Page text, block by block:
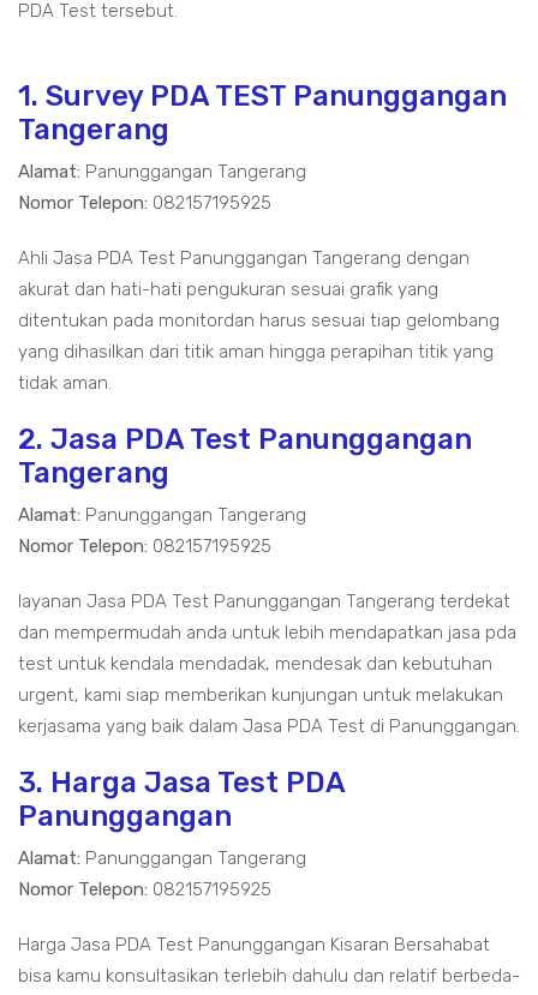
PDA Test tersebut.
1. Survey PDA TEST Panunggangan
Tangerang
Alamat: Panunggangan Tangerang
Nomor Telepon: 082157195925
Ahli Jasa PDA Test Panunggangan Tangerang dengan
akurat dan hati-hati pengukuran sesuai grafik yang
ditentukan pada monitordan harus sesuai tiap gelombang
yang dihasilkan dari titik aman hingga perapihan titik yang
tidak aman.
2. Jasa PDA Test Panunggangan
Tangerang
Alamat: Panunggangan Tangerang
Nomor Telepon: 082157195925
layanan Jasa PDA Test Panunggangan Tangerang terdekat
dan mempermudah anda untuk lebih mendapatkan jasa pda
test untuk kendala mendadak, mendesak dan kebutuhan
urgent, kami siap memberikan kunjungan untuk melakukan
kerjasama yang baik dalam Jasa PDA Test di Panunggangan.
3. Harga Jasa Test PDA
Panunggangan
Alamat: Panunggangan Tangerang
Nomor Telepon: 082157195925
Harga Jasa PDA Test Panunggangan Kisaran Bersahabat
bisa kamu konsultasikan terlebih dahulu dan relatif berbeda-